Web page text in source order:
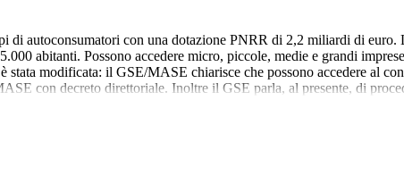
autoconsumatori con una dotazione PNRR di 2,2 miliardi di
abitanti. Possono accedere micro, piccole, medie e grandi
stata modificata: il GSE/MASE chiarisce che possono accedere al
con decreto direttoriale. Inoltre il GSE parla, al presente, di